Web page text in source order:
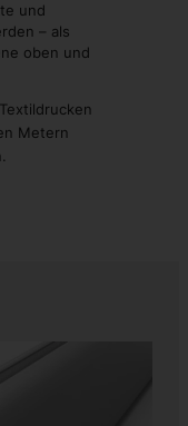
und
– als
oben und
Metern